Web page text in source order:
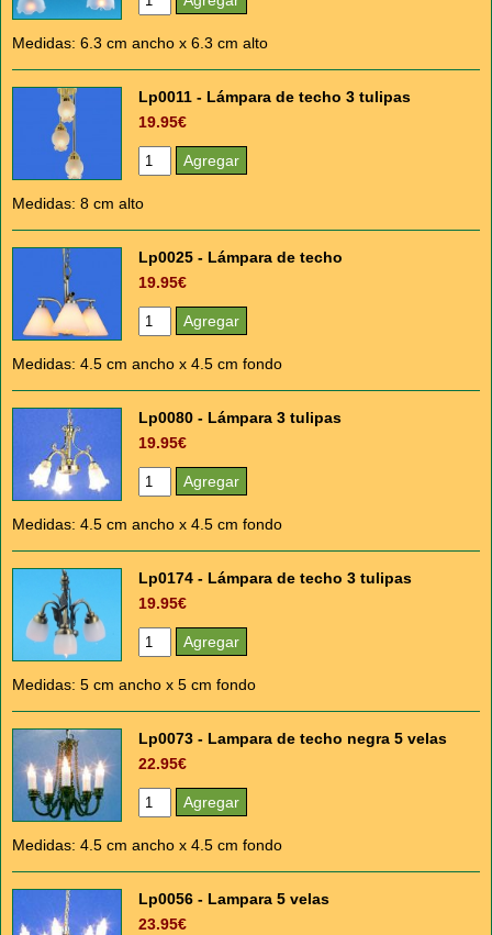
Medidas: 6.3 cm ancho x 6.3 cm alto
Lp0011 - Lámpara de techo 3 tulipas
19.95€
Medidas: 8 cm alto
Lp0025 - Lámpara de techo
19.95€
Medidas: 4.5 cm ancho x 4.5 cm fondo
Lp0080 - Lámpara 3 tulipas
19.95€
Medidas: 4.5 cm ancho x 4.5 cm fondo
Lp0174 - Lámpara de techo 3 tulipas
19.95€
Medidas: 5 cm ancho x 5 cm fondo
Lp0073 - Lampara de techo negra 5 velas
22.95€
Medidas: 4.5 cm ancho x 4.5 cm fondo
Lp0056 - Lampara 5 velas
23.95€